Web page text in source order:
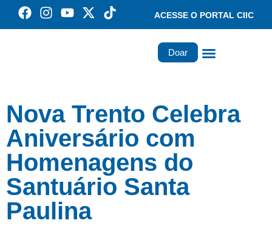
ACESSE O PORTAL CIIC
Doar
Nova Trento Celebra
Aniversário com
Homenagens do
Santuário Santa
Paulina